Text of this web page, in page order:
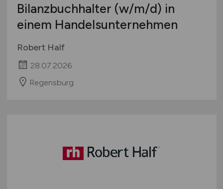
Bilanzbuchhalter (w/m/d) in
einem Handelsunternehmen
Robert Half
28.07.2026
Regensburg